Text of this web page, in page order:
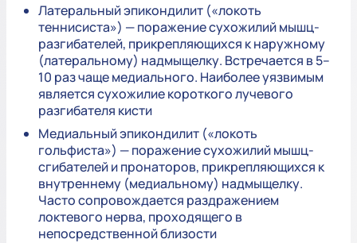
Латеральный эпикондилит («локоть
теннисиста») — поражение сухожилий мышц-
разгибателей, прикрепляющихся к наружному
(латеральному) надмыщелку. Встречается в 5–
10 раз чаще медиального. Наиболее уязвимым
является сухожилие короткого лучевого
разгибателя кисти
Медиальный эпикондилит («локоть
гольфиста») — поражение сухожилий мышц-
сгибателей и пронаторов, прикрепляющихся к
внутреннему (медиальному) надмыщелку.
Часто сопровождается раздражением
локтевого нерва, проходящего в
непосредственной близости